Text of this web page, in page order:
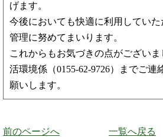
げます。
今後においても快適に利用してい
管理に努めてまいります。
これからもお気づきの点がござい
活環境係（0155-62-9726）までご連
願いします。
前のページへ 一覧へ戻る